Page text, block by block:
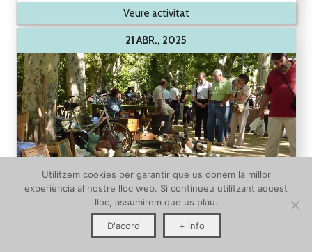
Veure activitat
21 ABR., 2025
89a Fira del Cop d'Ull de Banyoles
Utilitzem cookies per garantir que us donem la millor
experiència al nostre lloc web. Si continueu utilitzant aquest
lloc, assumirem que us plau.
D'acord + info